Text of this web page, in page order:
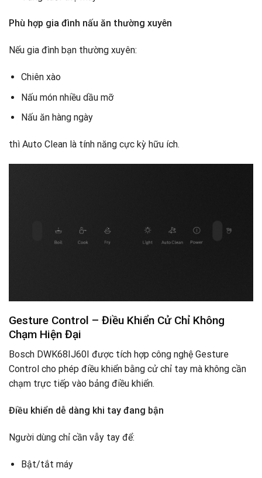
Phù hợp gia đình nấu ăn thường xuyên
Nếu gia đình bạn thường xuyên:
Chiên xào
Nấu món nhiều dầu mỡ
Nấu ăn hàng ngày
thì Auto Clean là tính năng cực kỳ hữu ích.
Gesture Control – Điều Khiển Cử Chỉ Không
Chạm Hiện Đại
Bosch DWK68IJ60I được tích hợp công nghệ Gesture
Control cho phép điều khiển bằng cử chỉ tay mà không cần
chạm trực tiếp vào bảng điều khiển.
Điều khiển dễ dàng khi tay đang bận
Người dùng chỉ cần vẫy tay để:
Bật/tắt máy